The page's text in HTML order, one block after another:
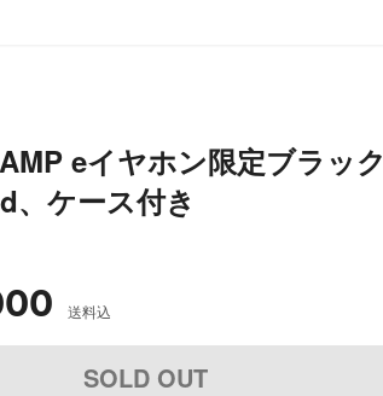
eイヤホン限定ブラック
、ケース付き
送料込
SOLD OUT